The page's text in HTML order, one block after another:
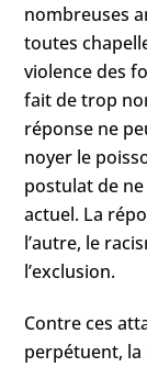
nombreuses
toutes
violence des
fait de trop
réponse ne
noyer le
postulat de
actuel. La
l’autre, le
l’exclusion.
Contre ces
perpétuent, la